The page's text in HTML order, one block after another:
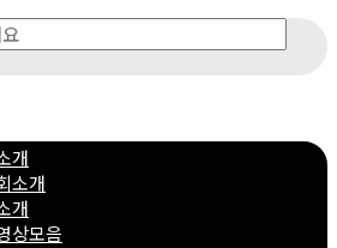
개
소개
개
상모음